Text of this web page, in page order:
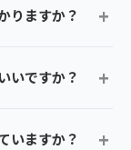
りますか？
いですか？
いますか？